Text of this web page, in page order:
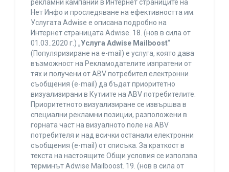
рекламни кампании в Интернет страниците на
Нет Инфо и проследяване на ефективността им.
Услугата Adwise е описана подробно на
Интернет страницата Adwise. 18. (нов в сила от
01.03..2020 г.) „Услуга Adwise Mailboost“
(Популяризиране на e-mail) е услуга, която дава
възможност на Рекламодателите изпратени от
тях и получени от ABV потребител електронни
съобщения (e-mail) да бъдат приоритетно
визуализирани в Кутиите на ABV потребителите.
Приоритетното визуализиране се извършва в
специални рекламни позиции, разположени в
горната част на визуалното поле на ABV
потребителя и над всички останали електронни
съобщения (e-mail) от списъка. За краткост в
текста на настоящите Общи условия се използва
терминът Adwise Mailboost. 19. (нов в сила от